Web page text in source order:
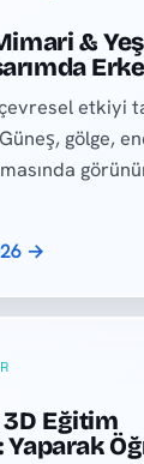
&
etkiyi
gölge,
→
3D Eğitim
Yaparak